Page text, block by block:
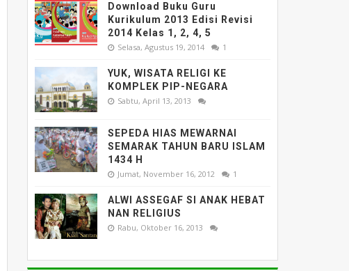
Download Buku Guru
Kurikulum 2013 Edisi Revisi
2014 Kelas 1, 2, 4, 5
Selasa, Agustus 19, 2014 1
YUK, WISATA RELIGI KE
KOMPLEK PIP-NEGARA
Sabtu, April 13, 2013
SEPEDA HIAS MEWARNAI
SEMARAK TAHUN BARU ISLAM
1434 H
Jumat, November 16, 2012 1
ALWI ASSEGAF SI ANAK HEBAT
NAN RELIGIUS
Rabu, Oktober 16, 2013